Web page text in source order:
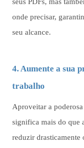
seus PDFs, mas
onde precisar,
seu alcance.
4. Aumente a sua
trabalho
Aproveitar a
significa mais do que
reduzir drasticamente